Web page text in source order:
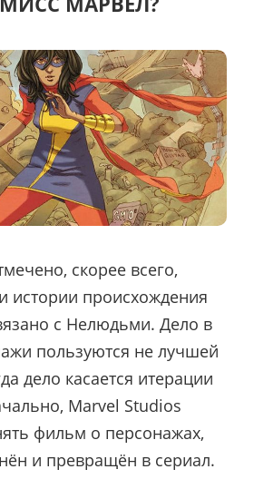
скорее всего,
истории происхождения
с Нелюдьми. Дело в
пользуются не лучшей
дело касается итерации
Marvel Studios
фильм о персонажах,
и превращён в сериал.